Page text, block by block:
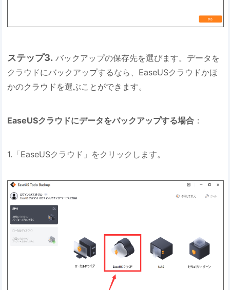
ステップ3. バックアップの保存先を選びます。データを
クラウドにバックアップするなら、EaseUSクラウドかほ
かのクラウドを選ぶことができます。
EaseUSクラウドにデータをバックアップする場合 ：
1.「EaseUSクラウド」をクリックします。